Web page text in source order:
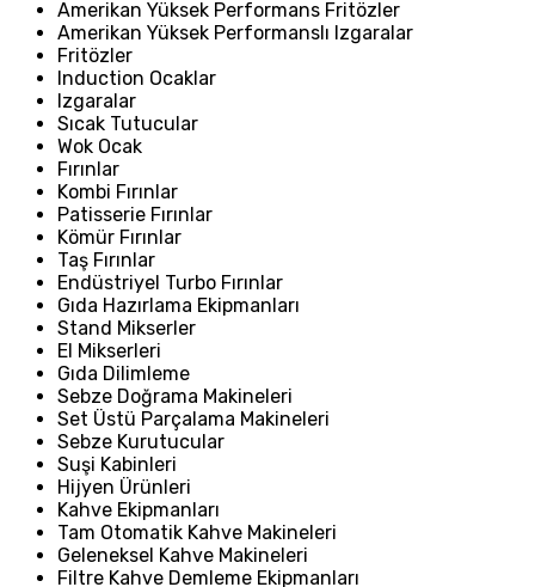
Amerikan Yüksek Performans Fritözler
Amerikan Yüksek Performanslı Izgaralar
Fritözler
Induction Ocaklar
Izgaralar
Sıcak Tutucular
Wok Ocak
Fırınlar
Kombi Fırınlar
Patisserie Fırınlar
Kömür Fırınlar
Taş Fırınlar
Endüstriyel Turbo Fırınlar
Gıda Hazırlama Ekipmanları
Stand Mikserler
El Mikserleri
Gıda Dilimleme
Sebze Doğrama Makineleri
Set Üstü Parçalama Makineleri
Sebze Kurutucular
Suşi Kabinleri
Hijyen Ürünleri
Kahve Ekipmanları
Tam Otomatik Kahve Makineleri
Geleneksel Kahve Makineleri
Filtre Kahve Demleme Ekipmanları